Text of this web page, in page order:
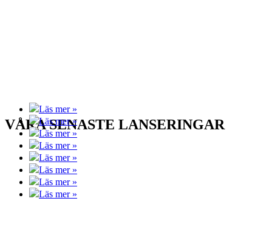
VÅRA SENASTE LANSERINGAR
Läs mer »
Läs mer »
Läs mer »
Läs mer »
Läs mer »
Läs mer »
Läs mer »
Läs mer »